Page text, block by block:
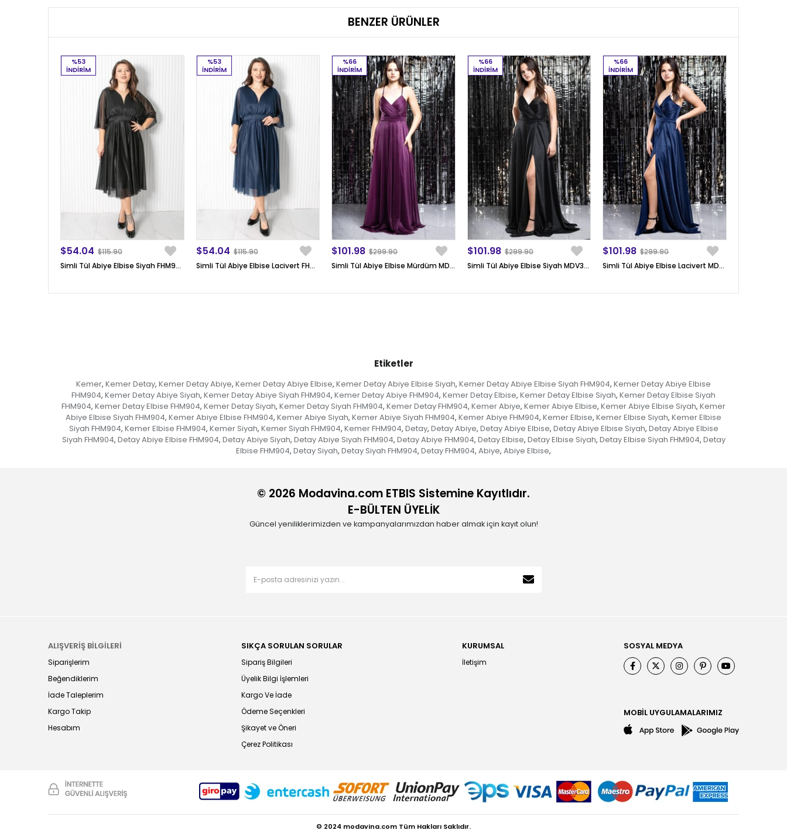
BENZER ÜRÜNLER
Simli Tül Abiye Elbise Siyah FHM902
$54.04 $115.90
%53
İNDIRIM
Simli Tül Abiye Elbise Lacivert FHM902
$54.04 $115.90
%53
İNDIRIM
Simli Tül Abiye Elbise Mürdüm MDV366
$101.98 $299.90
%66
İNDIRIM
Simli Tül Abiye Elbise Siyah MDV366
$101.98 $299.90
%66
İNDIRIM
Simli Tül Abiye Elbise Lacivert MDV366
$101.98 $299.90
%66
İNDIRIM
Etiketler
Kemer, Kemer Detay, Kemer Detay Abiye, Kemer Detay Abiye Elbise, Kemer Detay Abiye Elbise Siyah, Kemer Detay Abiye Elbise Siyah FHM904, Kemer Detay Abiye Elbise
FHM904, Kemer Detay Abiye Siyah, Kemer Detay Abiye Siyah FHM904, Kemer Detay Abiye FHM904, Kemer Detay Elbise, Kemer Detay Elbise Siyah, Kemer Detay Elbise Siyah
FHM904, Kemer Detay Elbise FHM904, Kemer Detay Siyah, Kemer Detay Siyah FHM904, Kemer Detay FHM904, Kemer Abiye, Kemer Abiye Elbise, Kemer Abiye Elbise Siyah, Kemer
Abiye Elbise Siyah FHM904, Kemer Abiye Elbise FHM904, Kemer Abiye Siyah, Kemer Abiye Siyah FHM904, Kemer Abiye FHM904, Kemer Elbise, Kemer Elbise Siyah, Kemer Elbise
Siyah FHM904, Kemer Elbise FHM904, Kemer Siyah, Kemer Siyah FHM904, Kemer FHM904, Detay, Detay Abiye, Detay Abiye Elbise, Detay Abiye Elbise Siyah, Detay Abiye Elbise
Siyah FHM904, Detay Abiye Elbise FHM904, Detay Abiye Siyah, Detay Abiye Siyah FHM904, Detay Abiye FHM904, Detay Elbise, Detay Elbise Siyah, Detay Elbise Siyah FHM904, Detay
Elbise FHM904, Detay Siyah, Detay Siyah FHM904, Detay FHM904, Abiye, Abiye Elbise,
© 2026 Modavina.com ETBIS Sistemine Kayıtlıdır.
E-BÜLTEN ÜYELİK
Güncel yeniliklerimizden ve kampanyalarımızdan haber almak için kayıt olun!
ALIŞVERİŞ BİLGİLERİ
Siparişlerim
Beğendiklerim
İade Taleplerim
Kargo Takip
Hesabım
SIKÇA SORULAN SORULAR
Sipariş Bilgileri
Üyelik Bilgi İşlemleri
Kargo Ve İade
Ödeme Seçenkleri
Şikayet ve Öneri
Çerez Politikası
KURUMSAL
İletişim
SOSYAL MEDYA
MOBİL UYGULAMALARIMIZ
© 2024 modavina.com Tüm Hakları Saklıdır.